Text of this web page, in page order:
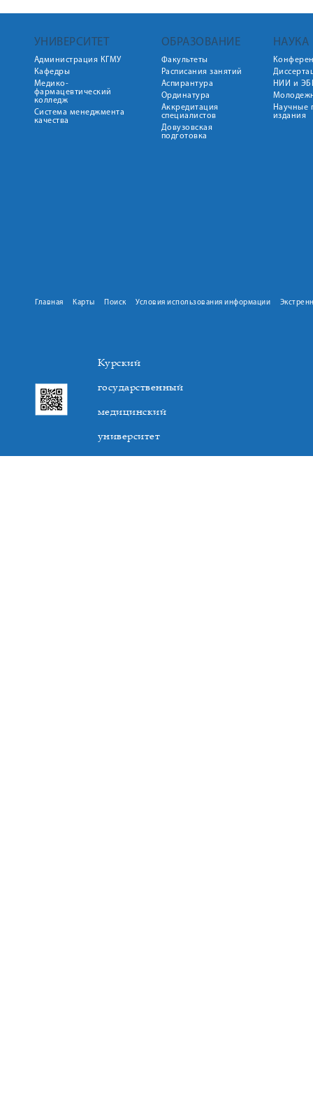
УНИВЕРСИТЕТ
Администрация КГМУ
Кафедры
Медико-
фармацевтический
колледж
Система менеджмента
качества
ОБРАЗОВАНИЕ
Факультеты
Расписания занятий
Аспирантура
Ординатура
Аккредитация
специалистов
Довузовская
подготовка
НАУКА
НИИ и
Научные
издания
Главная Карты Поиск Условия использования информации
Курский
государственный
медицинский
университет